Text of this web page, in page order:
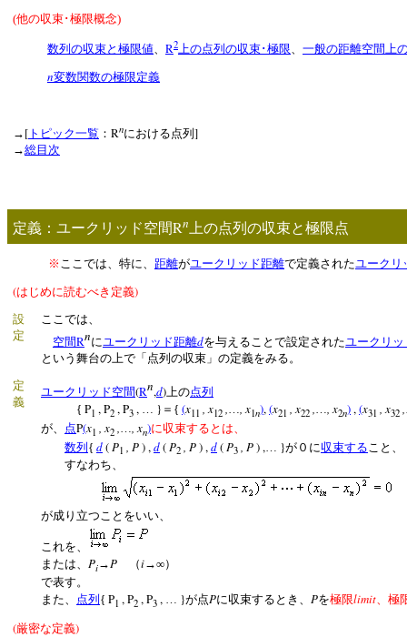
(他の収束･極限概念)
数列の収束と極限値、 R2上の点列の収束･極限、 一般の距離空間上
n変数関数の極限定義
→ [ トピック一覧 ： Rnにおける点列 ]
→総目次
定義：ユークリッド空間Rn 上の点列の収束と極限点
※ ここでは、特に、 距離がユークリッド距離で定義されたユークリ
(はじめに読むべき定義)
設
定
ここでは、
空間Rnにユークリッド距離dを与えることで設定されたユークリッ
という舞台の上で「点列の収束」の定義をみる。
定
義
ユークリッド空間(Rn,d)上の点列
{ P1 , P2 , P3 , … } ＝{ (x11 , x12 ,…, x1n),(x21 , x22 ,…, x2n),(x31 , x32 ,
が、
点P(x1 , x2 , , xn)に収束するとは、
数列{ d( P1 , P) , d( P2 , P) , d( P3 , P) , }が０に収束する こと
すなわち、
が成り立つことをいい、
これを、
または、 Pi→P （i→∞）
で表す。
また、
点列{ P1 , P2 , P3 , }が点Pに収束するとき、 Pを極限limit 、極
(厳密な定義)